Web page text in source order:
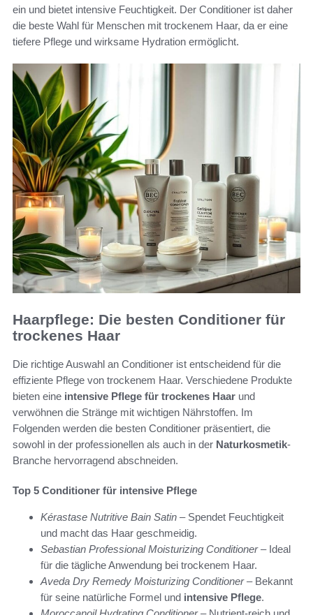
ein und bietet intensive Feuchtigkeit. Der Conditioner ist daher
die beste Wahl für Menschen mit trockenem Haar, da er eine
tiefere Pflege und wirksame Hydration ermöglicht.
Haarpflege: Die besten Conditioner für
trockenes Haar
Die richtige Auswahl an Conditioner ist entscheidend für die
effiziente Pflege von trockenem Haar. Verschiedene Produkte
bieten eine intensive Pflege für trockenes Haar und
verwöhnen die Stränge mit wichtigen Nährstoffen. Im
Folgenden werden die besten Conditioner präsentiert, die
sowohl in der professionellen als auch in der Naturkosmetik-
Branche hervorragend abschneiden.
Top 5 Conditioner für intensive Pflege
Kérastase Nutritive Bain Satin – Spendet Feuchtigkeit
und macht das Haar geschmeidig.
Sebastian Professional Moisturizing Conditioner– Ideal
für die tägliche Anwendung bei trockenem Haar.
Aveda Dry Remedy Moisturizing Conditioner– Bekannt
für seine natürliche Formel und intensive Pflege.